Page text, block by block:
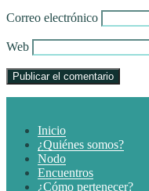
Correo electrónico
Web
Inicio
¿Quiénes somos?
Nodo
Encuentros
¿Cómo pertenecer?